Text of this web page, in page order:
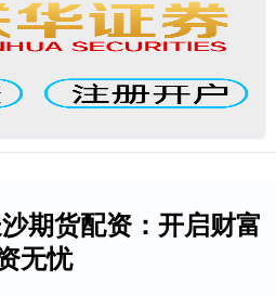
期货配资：开启财富
无忧